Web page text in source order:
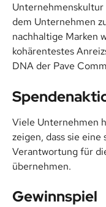
dem Unternehmen
nachhaltige Marken
kohärentestes
DNA der Pave
Viele Unternehmen
zeigen, dass sie
Verantwortung für
übernehmen.
Gewinnspiel